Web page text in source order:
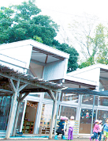
めざ
ピアノ
めざ
輝け
学童